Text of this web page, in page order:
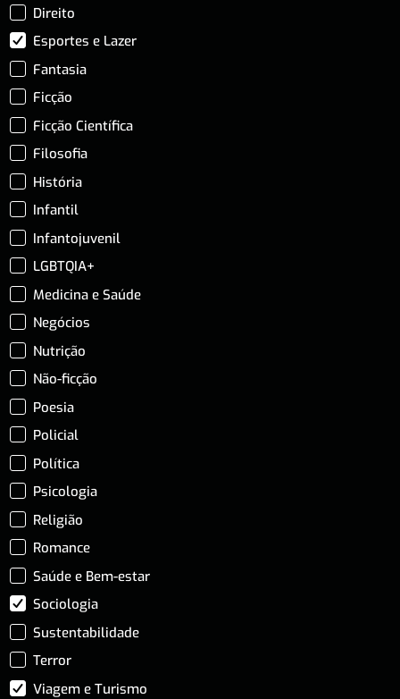
Direito
Esportes e Lazer
Fantasia
Ficção
Ficção Científica
Filosofia
História
Infantil
Infantojuvenil
LGBTQIA+
Medicina e Saúde
Negócios
Nutrição
Não-ficção
Poesia
Policial
Política
Psicologia
Religião
Romance
Saúde e Bem-estar
Sociologia
Sustentabilidade
Terror
Viagem e Turismo